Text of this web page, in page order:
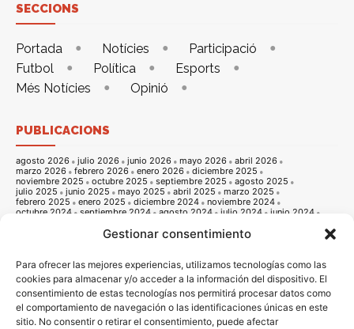
Gestionar consentimiento
Para ofrecer las mejores experiencias, utilizamos tecnologías como las
cookies para almacenar y/o acceder a la información del dispositivo. El
consentimiento de estas tecnologías nos permitirá procesar datos como
el comportamiento de navegación o las identificaciones únicas en este
sitio. No consentir o retirar el consentimiento, puede afectar
SECCIONS
Portada Notícies
Participació
Futbol
Política
Esports
Més Notícies
Opinió
PUBLICACIONS
agosto 2026 julio 2026 junio 2026 mayo 2026
abril 2026
marzo 2026
febrero 2026 enero 2026
diciembre 2025
noviembre 2025
octubre 2025 septiembre 2025
agosto 2025
julio 2025
junio 2025 mayo 2025 abril 2025
marzo 2025
febrero 2025
enero 2025 diciembre 2024
noviembre 2024
octubre 2024
septiembre 2024 agosto 2024 julio 2024
junio 2024
noviembre 2023 octubre 2023
septiembre 2023
noviembre 2022
octubre 2022 septiembre 2022
agosto 2022
julio 2022
junio 2022 mayo 2022 abril 2022
marzo 2022
febrero 2022
enero 2022 diciembre 2021
noviembre 2021
octubre 2021
septiembre 2021 agosto 2021 julio 2021
junio 2021
mayo 2021
abril 2021 marzo 2021 febrero 2021
enero 2021
diciembre 2020
noviembre 2020
agosto 2020
julio 2020 junio 2020 mayo 2020 abril 2020